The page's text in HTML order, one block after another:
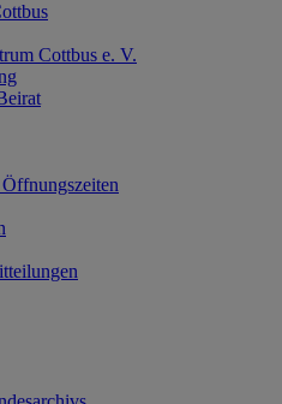
Cottbus e. V.